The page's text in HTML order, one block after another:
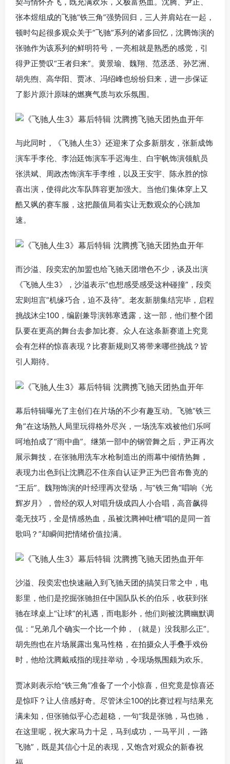
张本煜组成的飞驰“铁三角”强势回归，三人并肩站在一起，
顿时勾起很多观众关于“飞驰”系列的诸多回忆，沈腾饰演的
张驰作为该系列的鲜明符号，一亮相就是熟悉的感觉，引
得尹正赞叹“王者归来”。黄景瑜、魏翔、范丞丞、孙艺洲、
胡先煦、高华阳、贾冰、冯绍峰也纷纷归来，进一步保证
了影片原汁原味的燃爽气质与欢乐氛围。
与此同时，《飞驰人生3》还迎来了众多新朋友，张新成饰
演车手李伦、李治廷饰演车手迟海生、白宇帆饰演领航员
张洪斌、周政杰饰演车手李维，以及王安宇、陈永胜的惊
喜出演，使得此次车队阵容更加强大。当他们集体穿上又
酷又飒的赛车服，这把颜值局着实让无数观众的心跳加
速。
而沙溢、段奕宏的加盟也给飞驰天团增色不少，谈及出演
《飞驰人生3》，沙溢表示“也想感受感受这种碰撞”，段奕
宏则坦言“机缘巧合，迫不及待”。老友新朋集结完毕，启程
挑战沐尘100，编剧兼导演韩寒透露，这一部，他们整个团
队要在更高的舞台去参加比赛。众人在这条新赛道上究竟
会有怎样的惊喜表现？比赛新规则又将带来哪些挑战？皆
引人期待。
幕后特辑曝光了主创们在片场的不少有趣互动。飞驰“铁三
角”在这场熟人局里玩得格外尽兴，一场洗车戏被他们乐呵
呵地拍成了“雨中曲”。继第一部中的钢管舞之后，尹正再次
展示舞技，在张驰用洗车水枪制造出的雨幕中倾情热舞，
表现力出色到让沈腾忍不住亲自认证尹正为巴音布鲁克的
“王后”。魏翔饰演的叶经理再次登场，与“铁三角”唱响《光
辉岁月》，曾经的双人对唱升级成四人小合唱，高音飙得
毫无技巧，全是情感热血，虽被沈腾神吐槽“唱的是同一首
歌吗？”却瞬间把情绪价值拉满。
沙溢、段奕宏也快速融入到飞驰天团的搞笑日常之中，电
影里，他们是挖掘张驰担任中国队队长的伯乐，收获到张
驰在球桌上“让球”的礼遇，而电影外，他们则被沈腾幽默调
侃：“兄弟几个确实一个比一个帅，（就是）没我那么正”。
胡先煦也在片场展露出鬼马性格，在拍摄众人手叠手戏份
时，他给沈腾戴戒指的现挂举动，令现场氛围颇为欢乐。
贾冰则表示给“铁三角”准备了一个小惊喜，但究竟是惊喜还
是惊吓？让人倍感好奇。尽管沐尘100的比赛过程与结果充
满未知，但张驰似乎心态超稳，一句“我是张驰，马也驰，
在这里呢，祝大家马力十足，马到成功，一马平川，一路
飞驰”，既是其信心十足的表现，又饱含对观众的新春祝